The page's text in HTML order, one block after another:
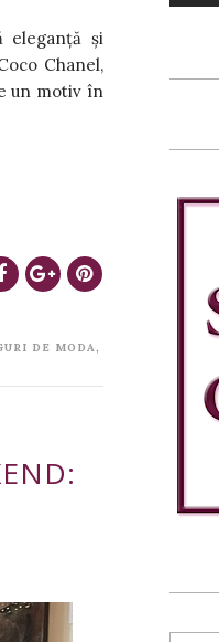
eleganță și
Chanel,
un motiv în
DE MODA,